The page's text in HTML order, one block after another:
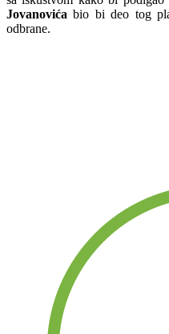
Jovanovića bio bi deo tog
odbrane.